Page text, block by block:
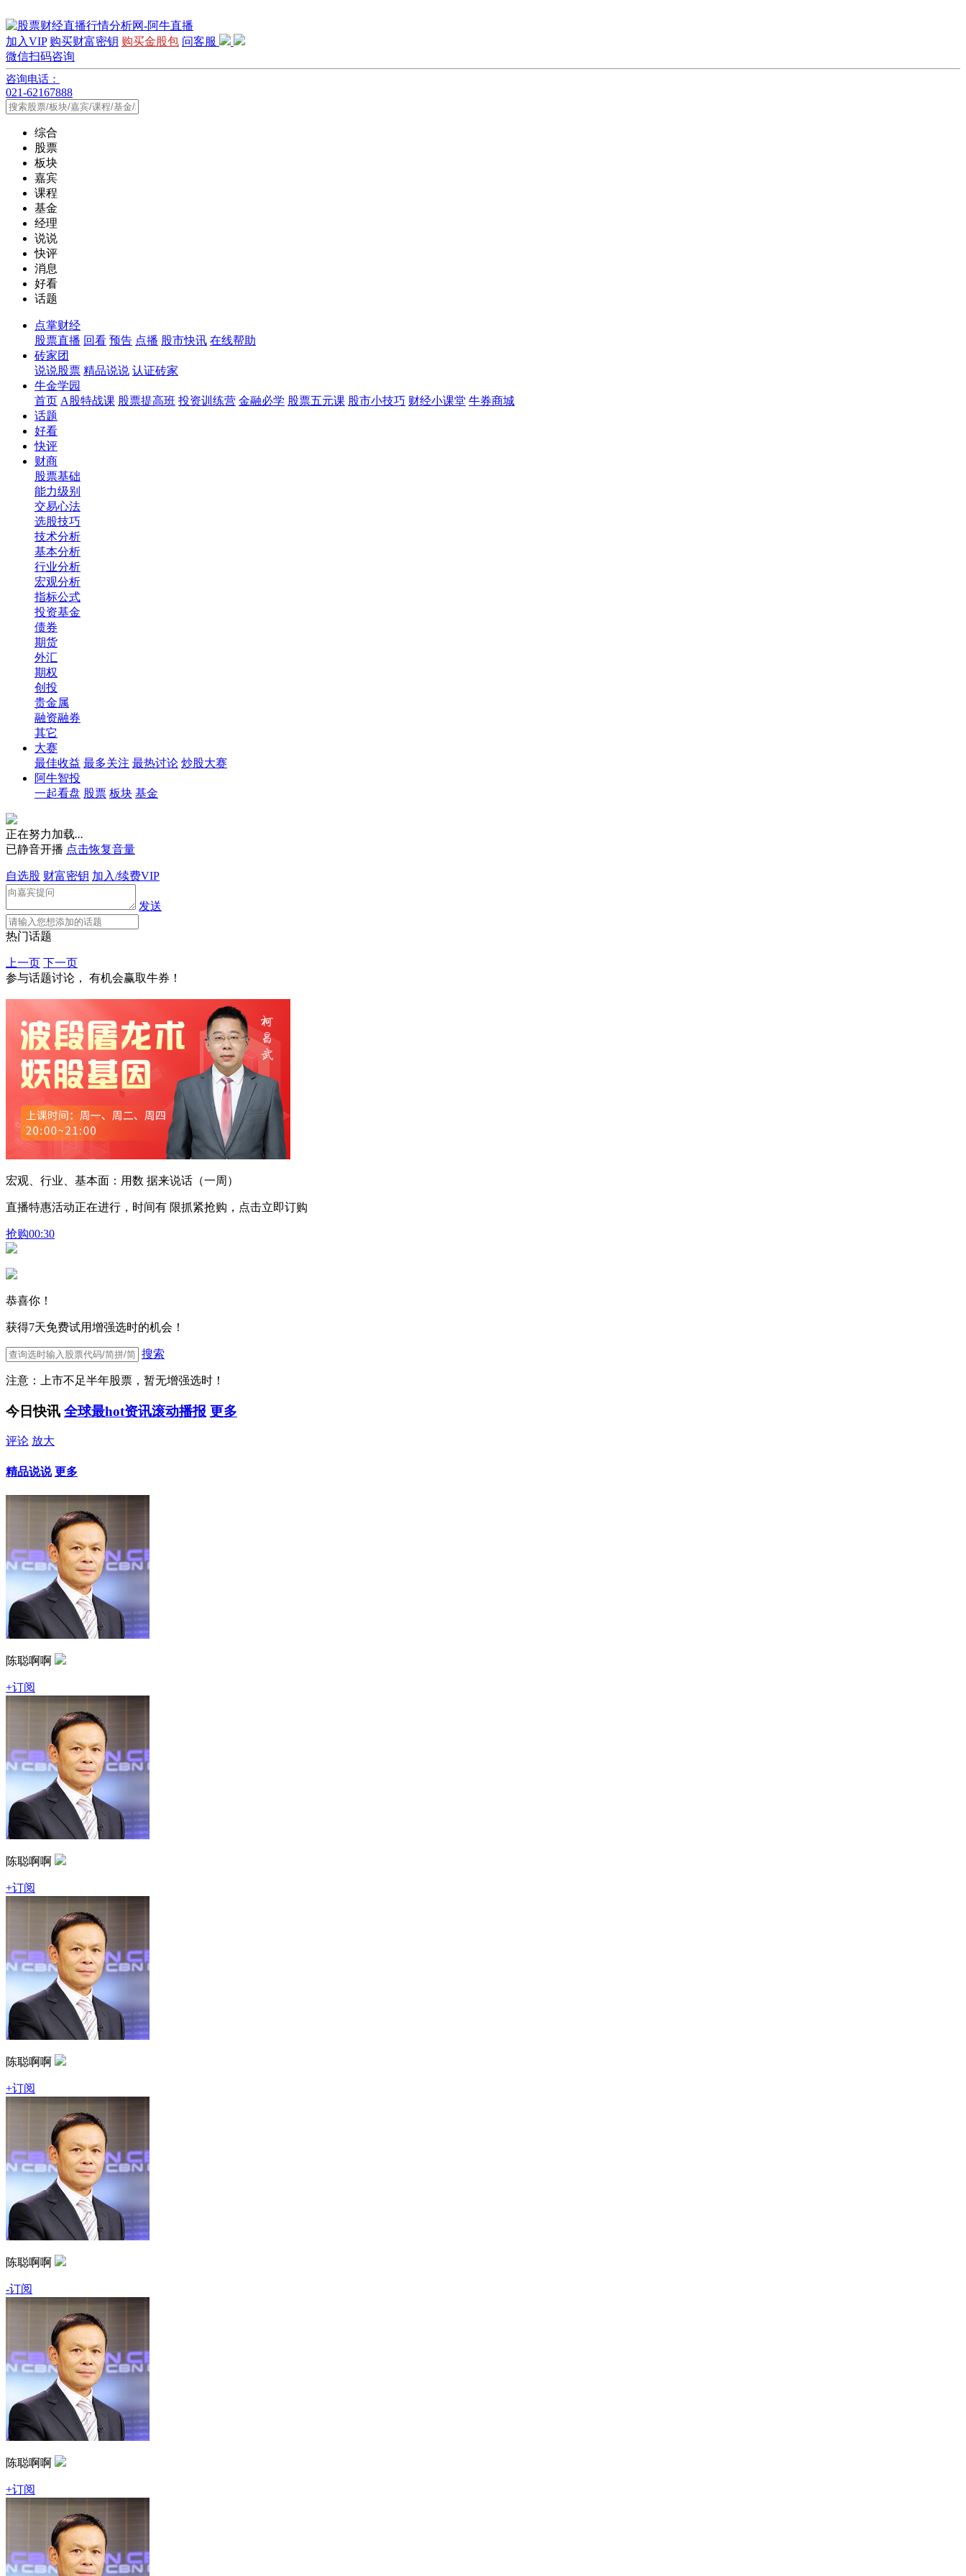
加入VIP 购买财富密钥 购买金股包 问客服
微信扫码咨询
咨询电话：
021-62167888
综合
股票
板块
嘉宾
课程
基金
经理
说说
快评
消息
好看
话题
点掌财经
股票直播 回看 预告 点播 股市快讯 在线帮助
砖家团
说说股票 精品说说 认证砖家
牛金学园
首页 A股特战课 股票提高班 投资训练营 金融必学 股票五元课 股市小技巧 财经小课堂 牛券商城
话题
好看
快评
财商
股票基础
能力级别
交易心法
选股技巧
技术分析
基本分析
行业分析
宏观分析
指标公式
投资基金
债券
期货
外汇
期权
创投
贵金属
融资融券
其它
大赛
最佳收益 最多关注 最热讨论 炒股大赛
阿牛智投
一起看盘 股票 板块 基金
正在努力加载...
已静音开播 点击恢复音量
自选股 财富密钥 加入/续费VIP
发送
热门话题
上一页 下一页
参与话题讨论， 有机会赢取牛券！
宏观、行业、基本面：用数 据来说话（一周）
直播特惠活动正在进行，时间有 限抓紧抢购，点击立即订购
抢购00:30
恭喜你！
获得7天免费试用增强选时的机会！
搜索
注意：上市不足半年股票，暂无增强选时！
今日快讯 全球最hot资讯滚动播报 更多
评论 放大
精品说说 更多
陈聪啊啊
+订阅
陈聪啊啊
+订阅
陈聪啊啊
+订阅
陈聪啊啊
-订阅
陈聪啊啊
+订阅